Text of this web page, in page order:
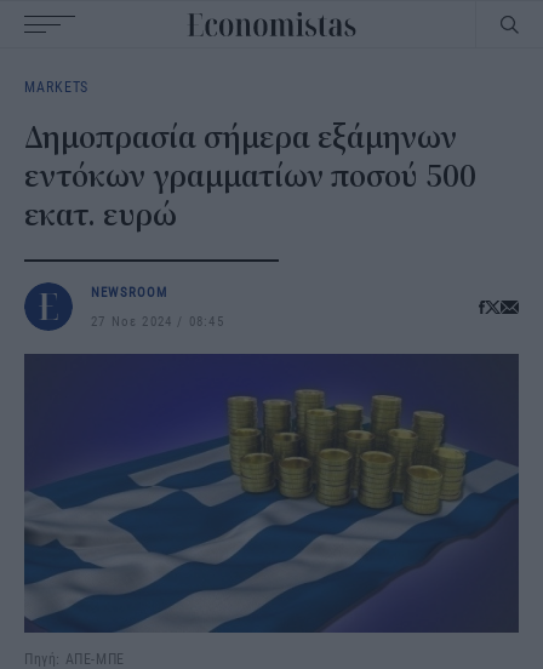
navigation
MARKETS
Δημοπρασία σήμερα εξάμηνων
εντόκων γραμματίων ποσού 500
εκατ. ευρώ
NEWSROOM
27 Νοε 2024
08:45
Πηγή: ΑΠΕ-ΜΠΕ